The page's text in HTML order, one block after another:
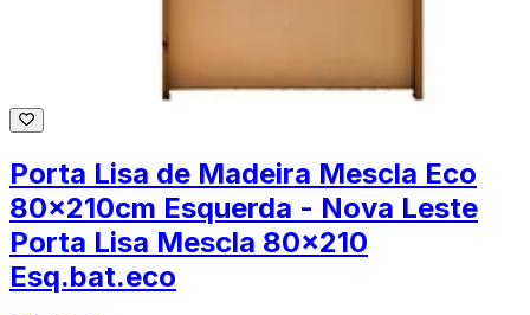
Porta Lisa de Madeira Mescla Eco
80x210cm Esquerda - Nova Leste
Porta Lisa Mescla 80x210
Esq.bat.eco